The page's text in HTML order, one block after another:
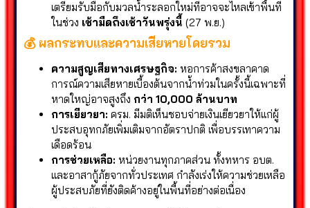
เตรียมรับมือกับมวลน้ำระลอกใหม่ที่อาจจะไหลเข้าพื้นที่
ในช่วง เช้ามืดถึงเช้าวันพรุ่งนี้ (27 พ.ย.)
💰 ผลกระทบและความเสียหายโดยรวม
ความสูญเสียทางเศรษฐกิจ: หอการค้าสงขลาคาด
การณ์ความเสียหายเบื้องต้นจากน้ำท่วมในครั้งนี้เฉพาะที่
หาดใหญ่อาจสูงถึง กว่า 10,000 ล้านบาท
การเยียวยา: ครม. มีมติเห็นชอบจ่ายเงินเยียวยาให้แก่ผู้
ประสบอุทกภัยเพิ่มเติมจากอัตราปกติ เพื่อบรรเทาความ
เดือดร้อน
การช่วยเหลือ: หน่วยงานทุกภาคส่วน ทั้งทหาร อบต.
และอาสากู้ภัยจากทั่วประเทศ กำลังเร่งให้ความช่วยเหลือ
ผู้ประสบภัยที่ยังติดค้างอยู่ในพื้นที่อย่างต่อเนื่อง